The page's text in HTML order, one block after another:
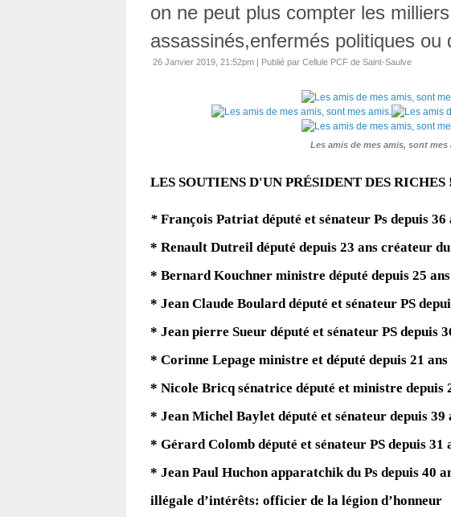
on ne peut plus compter les
assassinés,enfermés politiques ou
26 Janvier 2019, 21:52pm | Publié par Cellule PCF de Saint-Saulve
Les amis de mes amis, sont mes
LES SOUTIENS D'UN PRÉSIDENT DES RICHES
* François Patriat député et sénateur Ps depuis 36
* Renault Dutreil député depuis 23 ans créateur
* Bernard Kouchner ministre député depuis 25 ans
* Jean Claude Boulard député et sénateur PS
* Jean pierre Sueur député et sénateur PS depuis
* Corinne Lepage ministre et député depuis 21 ans
* Nicole Bricq sénatrice député et ministre depuis
* Jean Michel Baylet député et sénateur depuis 39
* Gérard Colomb député et sénateur PS depuis 31
* Jean Paul Huchon apparatchik du Ps depuis 40
illégale d’intérêts: officier de la légion d’honneur